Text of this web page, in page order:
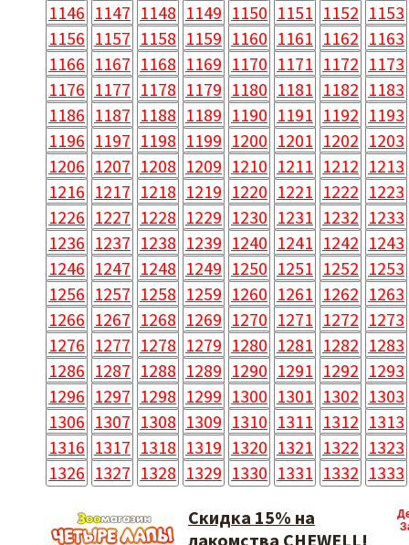
1146 1147 1148 1149 1150 1151 1152 1153
1156 1157 1158 1159 1160 1161 1162 1163
1166 1167 1168 1169 1170 1171 1172 1173
1176 1177 1178 1179 1180 1181 1182 1183
1186 1187 1188 1189 1190 1191 1192 1193
1196 1197 1198 1199 1200 1201 1202 1203
1206 1207 1208 1209 1210 1211 1212 1213
1216 1217 1218 1219 1220 1221 1222 1223
1226 1227 1228 1229 1230 1231 1232 1233
1236 1237 1238 1239 1240 1241 1242 1243
1246 1247 1248 1249 1250 1251 1252 1253
1256 1257 1258 1259 1260 1261 1262 1263
1266 1267 1268 1269 1270 1271 1272 1273
1276 1277 1278 1279 1280 1281 1282 1283
1286 1287 1288 1289 1290 1291 1292 1293
1296 1297 1298 1299 1300 1301 1302 1303
1306 1307 1308 1309 1310 1311 1312 1313
1316 1317 1318 1319 1320 1321 1322 1323
1326 1327 1328 1329 1330 1331 1332 1333
Скидка 15% на
лакомства CHEWELL!